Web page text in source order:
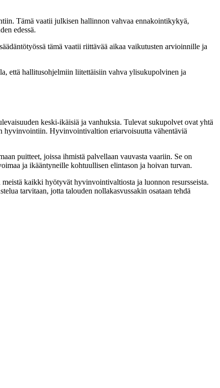
Tämä vaatii julkisen hallinnon vahvaa ennakointikykyä,
edessä.
tämä vaatii riittävää aikaa vaikutusten arvioinnille ja
että hallitusohjelmiin liitettäisiin vahva ylisukupolvinen ja
keski-ikäisiä ja vanhuksia. Tulevat sukupolvet ovat yhtä
hyvinvointiin. Hyvinvointivaltion eriarvoisuutta vähentäviä
puitteet, joissa ihmistä palvellaan vauvasta vaariin. Se on
ja ikääntyneille kohtuullisen elintason ja hoivan turvan.
kaikki hyötyvät hyvinvointivaltiosta ja luonnon resursseista.
tarvitaan, jotta talouden nollakasvussakin osataan tehdä